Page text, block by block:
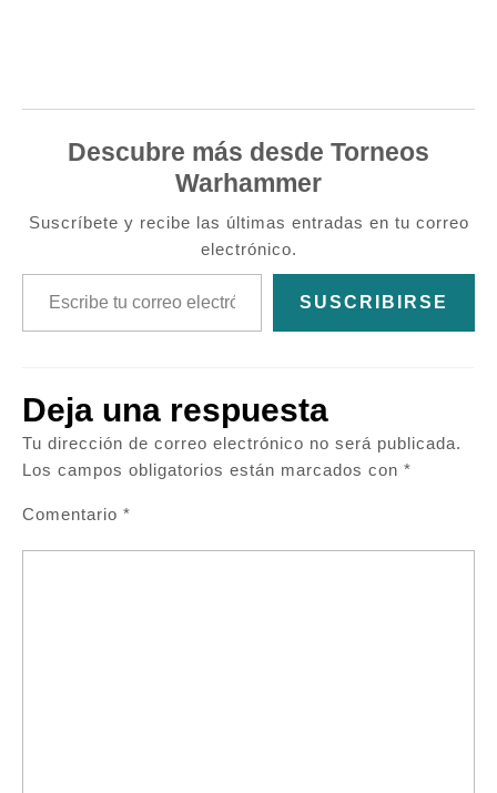
Descubre más desde Torneos
Warhammer
Suscríbete y recibe las últimas entradas en tu correo
electrónico.
Escribe tu correo electrónico…
SUSCRIBIRSE
Deja una respuesta
Tu dirección de correo electrónico no será publicada.
Los campos obligatorios están marcados con *
Comentario *